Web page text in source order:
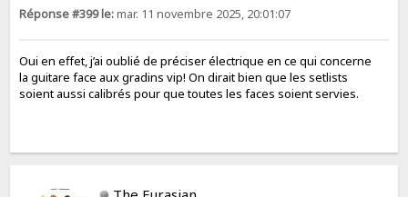
Réponse #399 le:mar. 11 novembre 2025, 20:01:07
Oui en effet, j’ai oublié de préciser électrique en ce qui concerne
la guitare face aux gradins vip! On dirait bien que les setlists
soient aussi calibrés pour que toutes les faces soient servies.